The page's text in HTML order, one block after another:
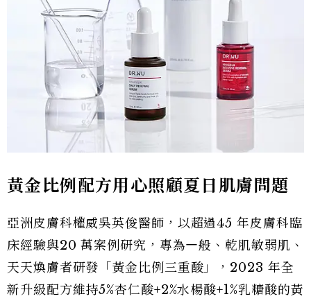
黃金比例配方用心照顧夏日肌膚問題
亞洲皮膚科權威吳英俊醫師，以超過45 年皮膚科臨
床經驗與20 萬案例研究，專為㇐般、乾肌敏弱肌、
天天煥膚者研發「黃金比例三重酸」，2023 年全
新升級配方維持5%杏仁酸+2%水楊酸+1%乳糖酸的黃